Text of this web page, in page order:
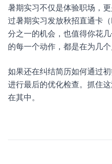
暑期实习不仅是体验职场，
过暑期实习发放秋招直通卡
分之一的机会，也值得你花
的每一个动作，都是在为几个
如果还在纠结简历如何通过
进行最后的优化检查。抓住
在其中。